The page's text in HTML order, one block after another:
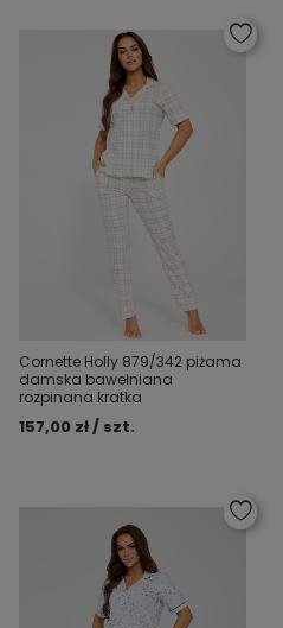
Cornette Holly 879/342 piżama
damska bawełniana
rozpinana kratka
157,00 zł / szt.